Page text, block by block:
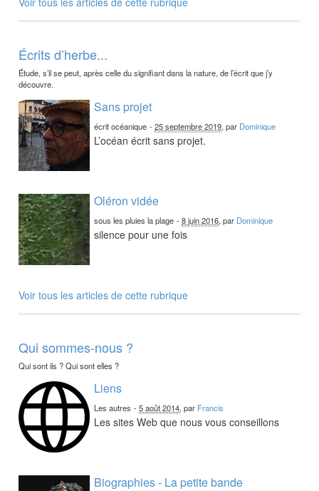
Écrits d’herbe...
Étude, s’il se peut, après celle du signifiant dans la nature, de l’écrit que j’y
découvre.
Sans projet
écrit océanique -25 septembre 2019, par Dominique
L’océan écrit sans projet.
Oléron vidée
sous les pluies la plage -8 juin 2016, par Dominique
silence pour une fois
Voir tous les articles de cette rubrique
Qui sommes-nous ?
Qui sont ils ? Qui sont elles ?
Liens
Les autres -5 août 2014, par Francis
Les sites Web que nous vous conseillons
Biographies - La petite bande